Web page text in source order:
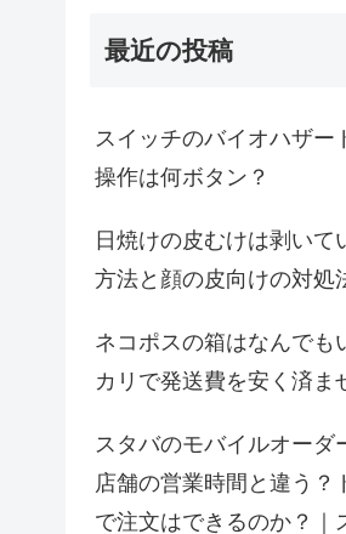
最近の投稿
スイッチのバイオハザー
操作は何ボタン？
日焼けの皮むけは剥いて
方法と顔の皮向けの対処
ネコポスの箱はなんでも
カリで発送費を安く済ま
スタバのモバイルオーダ
店舗の営業時間と違う？
で注文はできるのか？｜